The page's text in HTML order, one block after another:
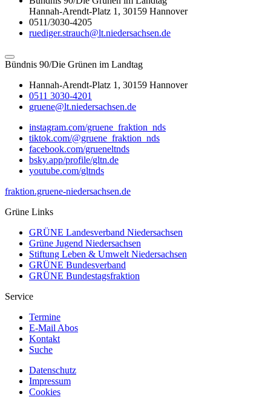
Hannah-Arendt-Platz 1, 30159 Hannover
0511/3030-4205
ruediger.strauch@lt.niedersachsen.de
Bündnis 90/Die Grünen im Landtag
Hannah-Arendt-Platz 1, 30159 Hannover
0511 3030-4201
gruene@lt.niedersachsen.de
instagram.com/gruene_fraktion_nds
tiktok.com/@gruene_fraktion_nds
facebook.com/grueneltnds
bsky.app/profile/gltn.de
youtube.com/gltnds
fraktion.gruene-niedersachsen.de
Grüne Links
GRÜNE Landesverband Niedersachsen
Grüne Jugend Niedersachsen
Stiftung Leben & Umwelt Niedersachsen
GRÜNE Bundesverband
GRÜNE Bundestagsfraktion
Service
Termine
E-Mail Abos
Kontakt
Suche
Datenschutz
Impressum
Cookies